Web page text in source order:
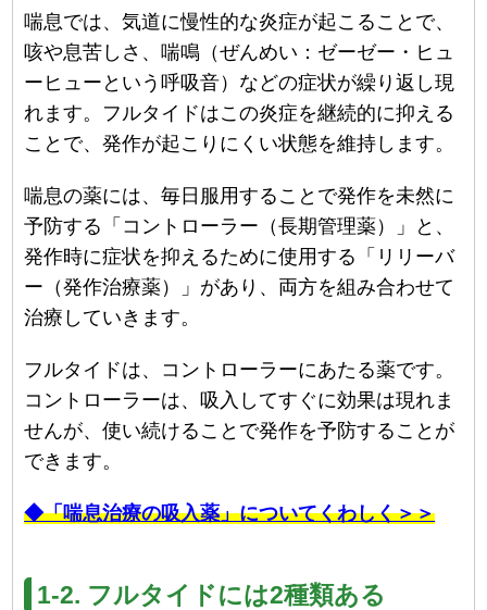
喘息では、気道に慢性的な炎症が起こることで、
咳や息苦しさ、喘鳴（ぜんめい：ゼーゼー・ヒュ
ーヒューという呼吸音）などの症状が繰り返し現
れます。フルタイドはこの炎症を継続的に抑える
ことで、発作が起こりにくい状態を維持します。
喘息の薬には、毎日服用することで発作を未然に
予防する「コントローラー（長期管理薬）」と、
発作時に症状を抑えるために使用する「リリーバ
ー（発作治療薬）」があり、両方を組み合わせて
治療していきます。
フルタイドは、コントローラーにあたる薬です。
コントローラーは、吸入してすぐに効果は現れま
せんが、使い続けることで発作を予防することが
できます。
◆「喘息治療の吸入薬」についてくわしく＞＞
1-2. フルタイドには2種類ある